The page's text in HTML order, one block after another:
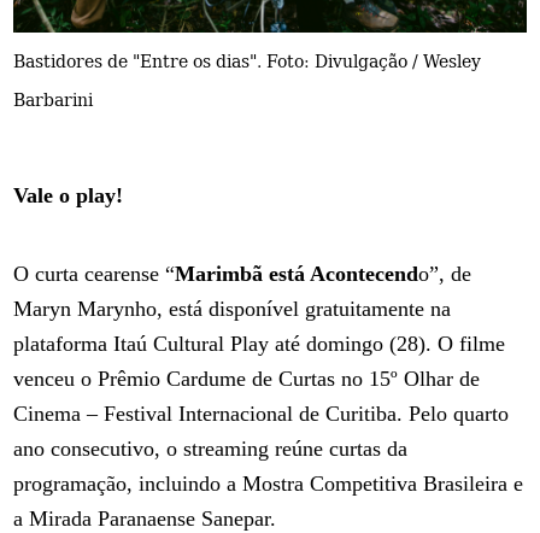
Bastidores de "Entre os dias". Foto: Divulgação / Wesley
Barbarini
Vale o play!
O curta cearense “Marimbã está Acontecendo”, de
Maryn Marynho, está disponível gratuitamente na
plataforma Itaú Cultural Play até domingo (28). O filme
venceu o Prêmio Cardume de Curtas no 15º Olhar de
Cinema – Festival Internacional de Curitiba. Pelo quarto
ano consecutivo, o streaming reúne curtas da
programação, incluindo a Mostra Competitiva Brasileira e
a Mirada Paranaense Sanepar.